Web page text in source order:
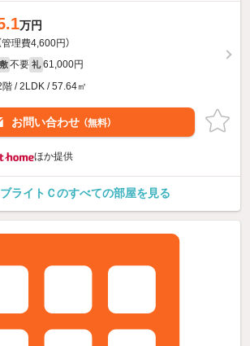
万円
管理費4,600円）
敷 不要 礼 61,000円
階 / 2LDK / 57.64㎡
お問い合わせ （無料）
ほか提供
ライトＣのすべての部屋を見る